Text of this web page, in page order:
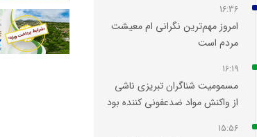
16:36
امروز مهم‌ترین نگرانی‌ ام معیشت
مردم است
16:19
مسمومیت شناگران تبریزی ناشی
از واکنش مواد ضدعفونی‌ کننده بود
15:56